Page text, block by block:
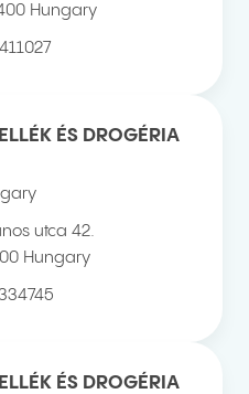
Hungary
ÉS DROGÉRIA
utca 42.
Hungary
ÉS DROGÉRIA